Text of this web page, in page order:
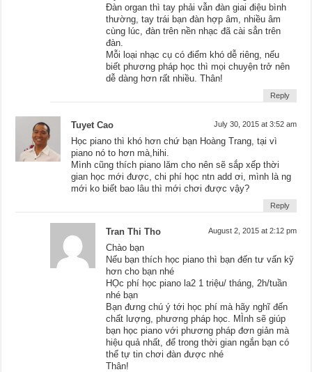
Đàn organ thì tay phải vẫn đàn giai điệu bình
thường, tay trái bạn đàn hợp âm, nhiều âm
cùng lúc, đàn trên nền nhạc đã cài sẳn trên
đàn.
Mỗi loại nhạc cụ có điểm khó dễ riêng, nếu
biết phương pháp học thì mọi chuyện trở nên
dễ dàng hơn rất nhiều. Thân!
Reply
Tuyet Cao July 30, 2015 at 3:52 am
Học piano thì khó hơn chứ bạn Hoàng Trang, tại vì
piano nó to hơn mà,hihi.
Mình cũng thích piano lăm cho nên sẽ sắp xếp thời
gian học mới được, chi phí học ntn add ơi, mình là ng
mới ko biết bao lâu thì mới chơi được vậy?
Reply
Tran Thi Tho August 2, 2015 at 2:12 pm
Chào bạn
Nếu bạn thích học piano thì bạn đến tư vấn kỹ
hơn cho bạn nhé
HỌc phí học piano la2 1 triệu/ tháng, 2h/tuần
nhé bạn
Bạn đưng chú ý tới học phí mà hãy nghĩ đến
chất lượng, phương pháp học. MÌnh sẽ giúp
bạn học piano với phương pháp đơn giản mà
hiệu quả nhất, để trong thời gian ngắn bạn có
thể tự tin chơi đàn được nhé
Thân!